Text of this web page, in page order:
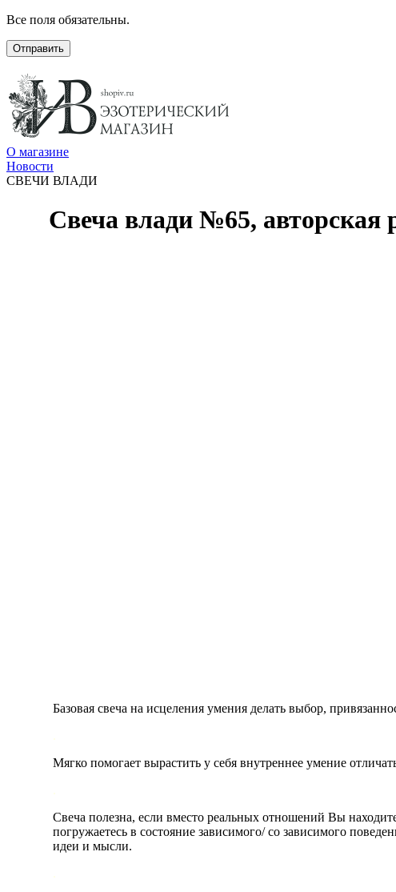
Все поля обязательны.
Отправить
О магазине
Новости
СВЕЧИ ВЛАДИ
Свеча влади №65, авторская
Базовая свеча на исцеления умения делать выбор,
Мягко помогает вырастить у себя внутреннее умение
Свеча полезна, если вместо реальных отношений Вы
погружаетесь в состояние зависимого/ со зависимого
идеи и мысли.